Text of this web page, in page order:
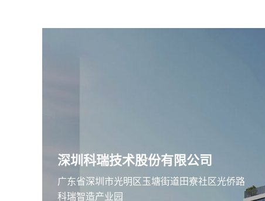
深圳科瑞技术股份有限公司
广东省深圳市光明区玉塘街道田寮社区光侨路
科瑞智造产业园